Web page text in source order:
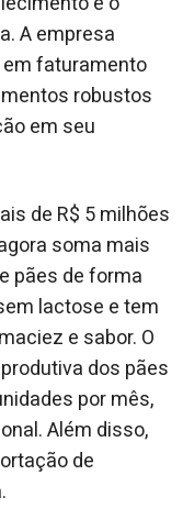
A empresa
faturamento
robustos
em seu
de R$ 5 milhões
soma mais
pães de forma
lactose e tem
e sabor. O
dos pães
por mês,
Além disso,
de